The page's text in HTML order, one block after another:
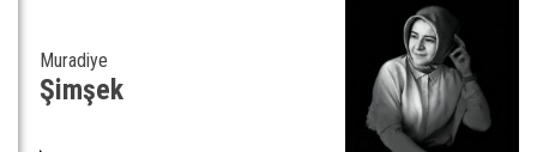
Muradiye
Şimşek